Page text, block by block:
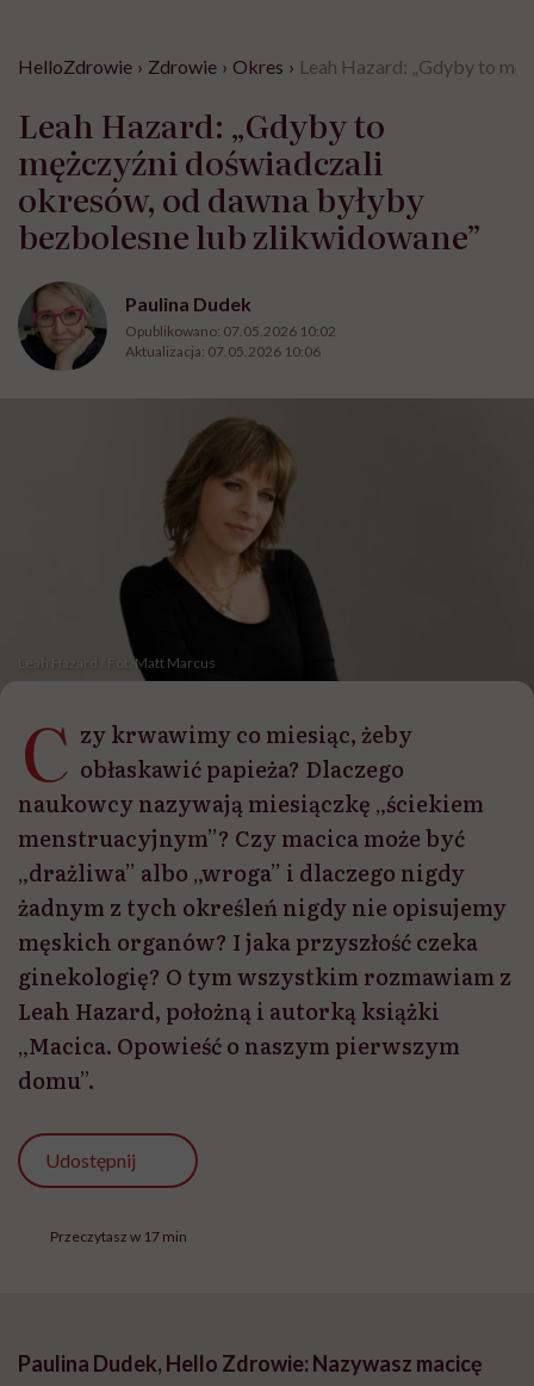
HelloZdrowie › Zdrowie › Okres › Leah Hazard: „Gdyby to
Leah Hazard: „Gdyby to
mężczyźni doświadczali
okresów, od dawna byłyby
bezbolesne lub zlikwidowane”
Paulina Dudek
Opublikowano: 07.05.2026 10:02
Aktualizacja: 07.05.2026 10:06
Leah Hazard / Fot. Matt Marcus
C zy krwawimy co miesiąc, żeby
obłaskawić papieża? Dlaczego
naukowcy nazywają miesiączkę „ściekiem
menstruacyjnym”? Czy macica może być
„drażliwa” albo „wroga” i dlaczego nigdy
żadnym z tych określeń nigdy nie opisujemy
męskich organów? I jaka przyszłość czeka
ginekologię? O tym wszystkim rozmawiam z
Leah Hazard, położną i autorką książki
„Macica. Opowieść o naszym pierwszym
domu”.
Udostępnij
Przeczytasz w 17 min
Paulina Dudek, Hello Zdrowie: Nazywasz macicę